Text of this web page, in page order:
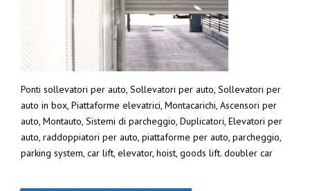
Ponti sollevatori per auto, Sollevatori per auto, Sollevatori per
auto in box, Piattaforme elevatrici, Montacarichi, Ascensori per
auto, Montauto, Sistemi di parcheggio, Duplicatori, Elevatori per
auto, raddoppiatori per auto, piattaforme per auto, parcheggio,
parking system, car lift, elevator, hoist, goods lift. doubler car